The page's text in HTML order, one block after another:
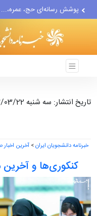
پوشش رسانه‌ای حج، عمره،...
هیچ واحد تولیدی در تهران...
گزارش رسانه آمریکایی از...
تاریخ انتشار: سه شنبه 1403/03/22 - 09:21
خبرنامه دانشجویان ایران> آخرین
کنکوری‌ها و